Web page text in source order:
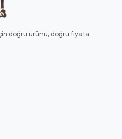
doğru ürünü, doğru fiyata